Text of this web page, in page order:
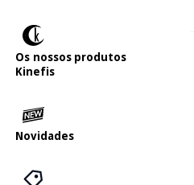
Os nossos produtos
Kinefis
Novidades